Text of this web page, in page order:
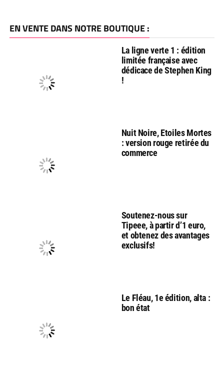
EN VENTE DANS NOTRE BOUTIQUE :
La ligne verte 1 : édition
limitée française avec
dédicace de Stephen King
!
Nuit Noire, Etoiles Mortes
: version rouge retirée du
commerce
Soutenez-nous sur
Tipeee, à partir d’1 euro,
et obtenez des avantages
exclusifs!
Le Fléau, 1e édition, alta :
bon état